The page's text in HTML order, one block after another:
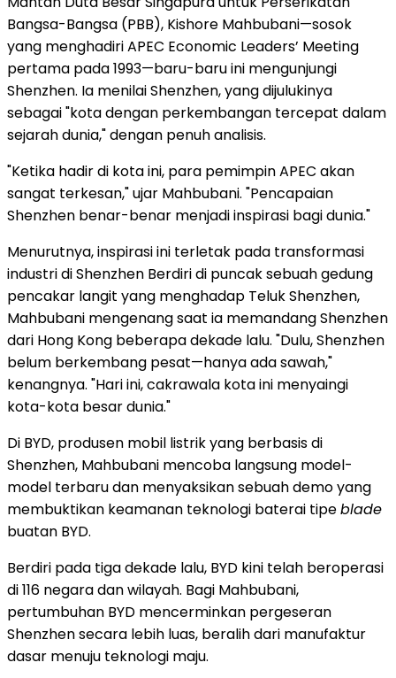
Bangsa-Bangsa (PBB), Kishore Mahbubani—sosok
yang menghadiri APEC Economic Leaders’ Meeting
pertama pada 1993—baru-baru ini mengunjungi
Shenzhen. Ia menilaiShenzhen, yang dijulukinya
sebagai "kota dengan perkembangan tercepat dalam
sejarah dunia," dengan penuh analisis.
"Ketika hadir di kota ini, para pemimpin APEC akan
sangat terkesan," ujar Mahbubani. "Pencapaian
Shenzhen benar-benar menjadi inspirasi bagi dunia."
Menurutnya, inspirasi ini terletak pada transformasi
industri di Shenzhen Berdiri di puncak sebuah gedung
pencakar langit yang menghadap Teluk Shenzhen,
Mahbubani mengenang saat ia memandangShenzhen
dari Hong Kong beberapa dekade lalu. "Dulu,Shenzhen
belum berkembang pesat—hanya ada sawah,"
kenangnya. "Hari ini, cakrawala kota ini menyaingi
kota-kota besar dunia."
Di BYD, produsen mobil listrik yang berbasis di
Shenzhen, Mahbubani mencoba langsung model-
model terbaru dan menyaksikan sebuah demo yang
membuktikan keamanan teknologi baterai tipeblade
buatan BYD.
Berdiri pada tiga dekade lalu, BYD kini telah beroperasi
di 116 negara dan wilayah. Bagi Mahbubani,
pertumbuhan BYD mencerminkan pergeseran
Shenzhensecara lebih luas, beralih dari manufaktur
dasar menuju teknologi maju.